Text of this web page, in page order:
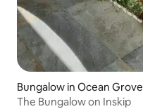
Bungalow in Ocean Grove
The Bungalow on Inskip